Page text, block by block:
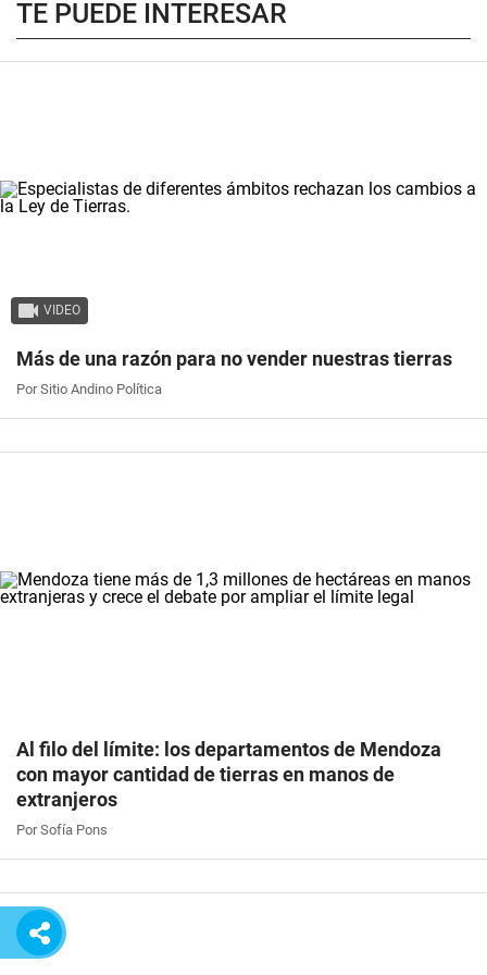
TE PUEDE INTERESAR
VIDEO
Más de una razón para no vender nuestras tierras
Por Sitio Andino Política
Al filo del límite: los departamentos de Mendoza
con mayor cantidad de tierras en manos de
extranjeros
Por Sofía Pons